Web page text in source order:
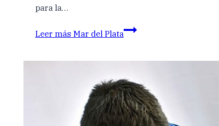
para la…
Leer más Mar del Plata